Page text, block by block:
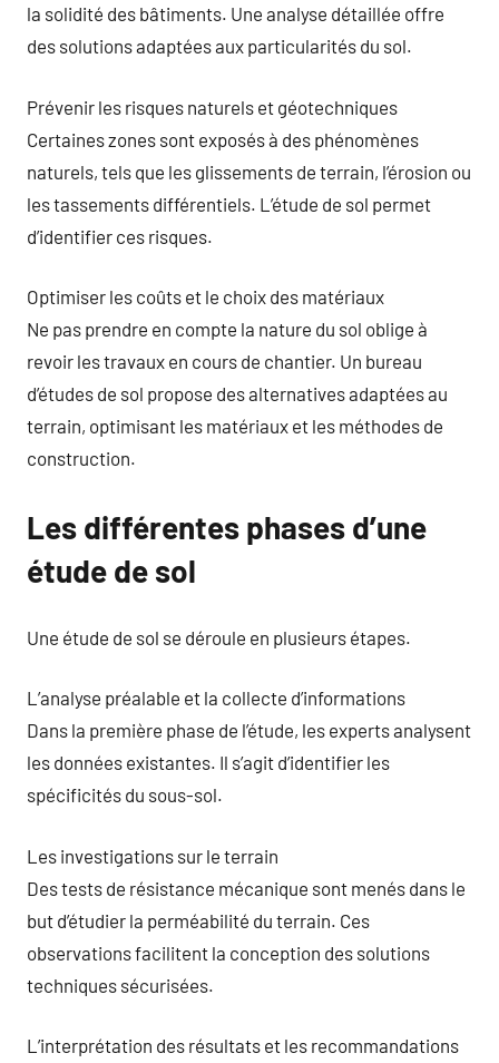
la solidité des bâtiments. Une analyse détaillée offre
des solutions adaptées aux particularités du sol.
Prévenir les risques naturels et géotechniques
Certaines zones sont exposés à des phénomènes
naturels, tels que les glissements de terrain, l’érosion ou
les tassements différentiels. L’étude de sol permet
d’identifier ces risques.
Optimiser les coûts et le choix des matériaux
Ne pas prendre en compte la nature du sol oblige à
revoir les travaux en cours de chantier. Un bureau
d’études de sol propose des alternatives adaptées au
terrain, optimisant les matériaux et les méthodes de
construction.
Les différentes phases d’une
étude de sol
Une étude de sol se déroule en plusieurs étapes.
L’analyse préalable et la collecte d’informations
Dans la première phase de l’étude, les experts analysent
les données existantes. Il s’agit d’identifier les
spécificités du sous-sol.
Les investigations sur le terrain
Des tests de résistance mécanique sont menés dans le
but d’étudier la perméabilité du terrain. Ces
observations facilitent la conception des solutions
techniques sécurisées.
L’interprétation des résultats et les recommandations